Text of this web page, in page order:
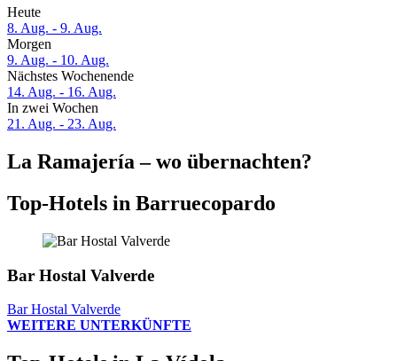
Heute
8. Aug. - 9. Aug.
Morgen
9. Aug. - 10. Aug.
Nächstes Wochenende
14. Aug. - 16. Aug.
In zwei Wochen
21. Aug. - 23. Aug.
La Ramajería – wo übernachten?
Top-Hotels in Barruecopardo
Bar Hostal Valverde
Bar Hostal Valverde
WEITERE UNTERKÜNFTE